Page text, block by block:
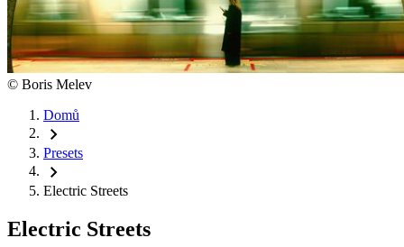
© Boris Melev
Domů
chevron_right
Presets
chevron_right
Electric Streets
Electric Streets